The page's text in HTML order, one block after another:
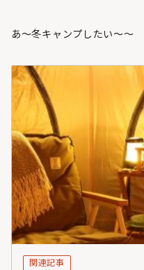
あ～冬キャンプしたい～～
関連記事